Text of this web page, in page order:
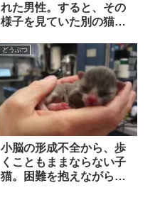
れた男性。すると、その
様子を見ていた別の猫が
どうぶつ
小脳の形成不全から、歩
くこともままならない子
猫。困難を抱えながらも